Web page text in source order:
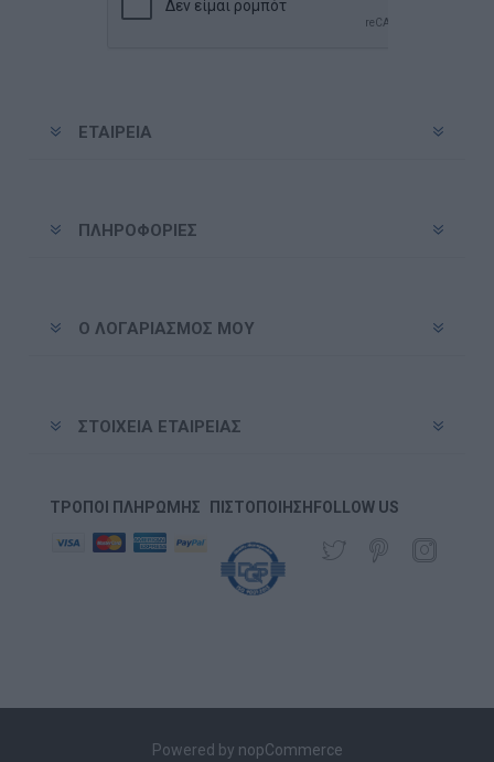
ΕΤΑΙΡΕΊΑ
ΠΛΗΡΟΦΟΡΊΕΣ
Ο ΛΟΓΑΡΙΑΣΜΌΣ ΜΟΥ
ΣΤΟΙΧΕΊΑ ΕΤΑΙΡΕΊΑΣ
ΤΡΌΠΟΙ ΠΛΗΡΩΜΉΣ ΠΙΣΤΟΠΟΊΗΣΗ FOLLOW US
Powered by nopCommerce